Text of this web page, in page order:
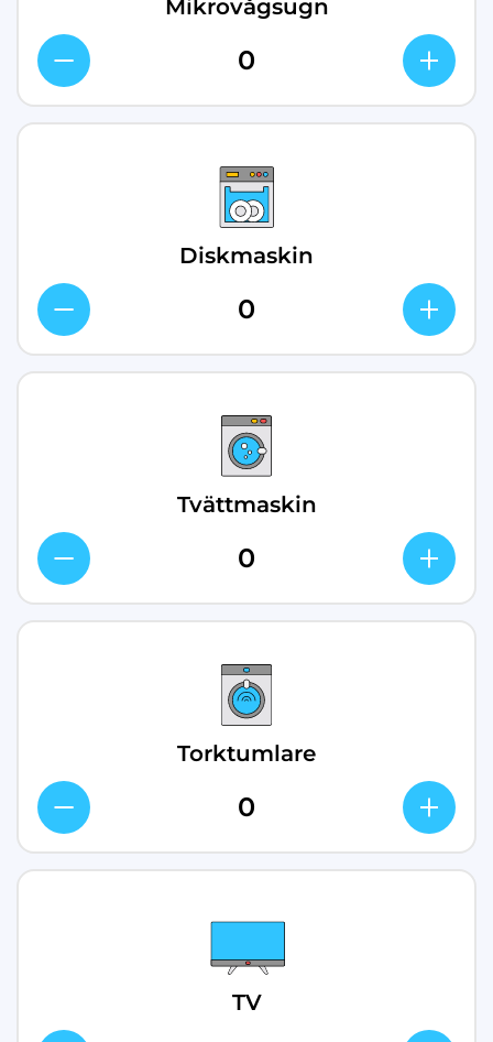
Mikrovågsugn
Diskmaskin
Tvättmaskin
Torktumlare
TV